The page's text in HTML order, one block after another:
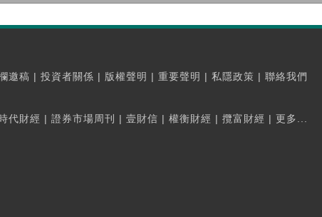
邀稿 | 投資者關係 | 版權聲明 | 重要聲明 | 私隱政策 | 聯絡我們
代財經 | 證券市場周刊 | 壹財信 | 權衡財經 | 攬富財經 | 更多...